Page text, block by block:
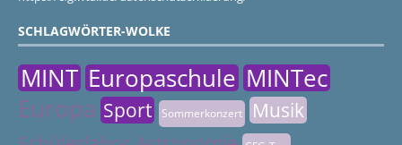
SCHLAGWÖRTER-WOLKE
MINT Europaschule MINTec
Europa Sport Sommerkonzert
Musik